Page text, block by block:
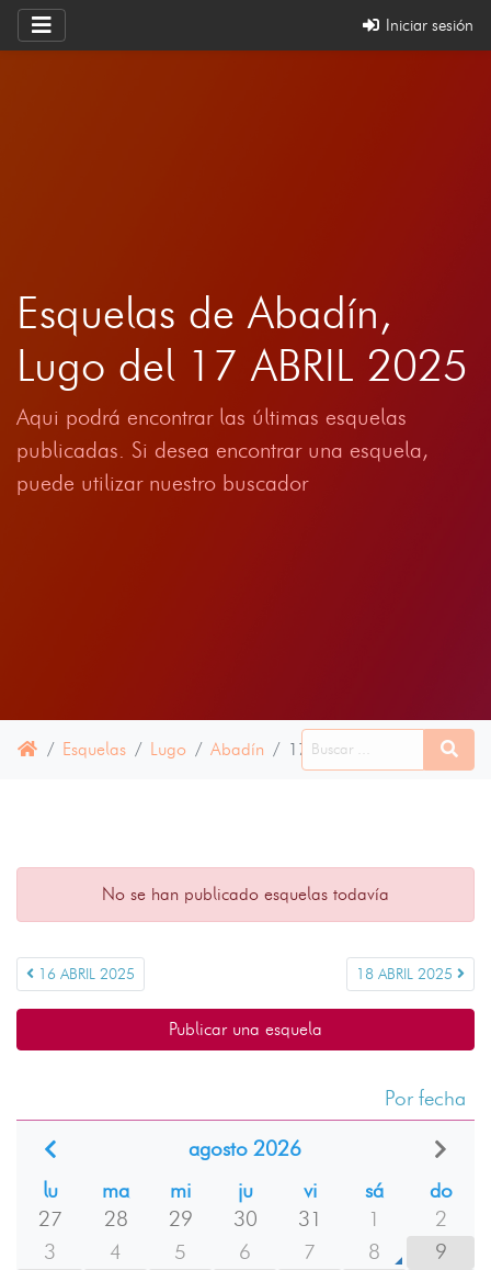
Iniciar sesión
Esquelas de Abadín,
Lugo del 17 ABRIL 2025
Aqui podrá encontrar las últimas esquelas
publicadas. Si desea encontrar una esquela,
puede utilizar nuestro buscador
Esquelas Lugo Abadín 17 ABRIL 2025
No se han publicado esquelas todavía
16 ABRIL 2025 18 ABRIL 2025
Publicar una esquela
Por fecha
agosto 2026
lu
ma mi ju vi sá
do
27
28 29 30 31 1
2
3
4 5 6 7 8
9